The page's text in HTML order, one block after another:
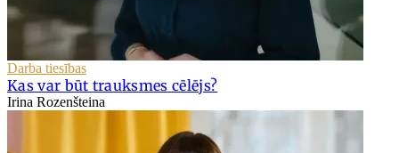
Darba tiesības
Kas var būt trauksmes cēlējs?
Irina Rozenšteina